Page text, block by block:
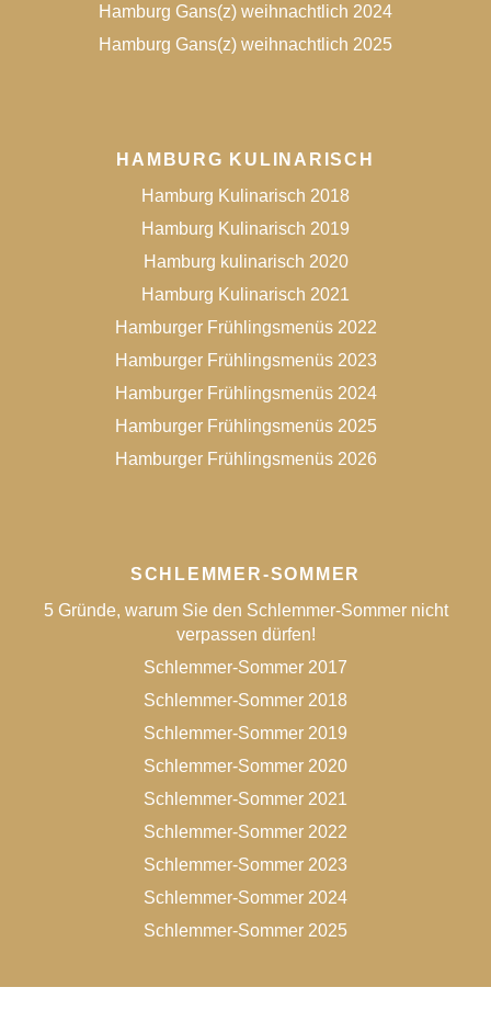
Hamburg Gans(z) weihnachtlich 2024
Hamburg Gans(z) weihnachtlich 2025
HAMBURG KULINARISCH
Hamburg Kulinarisch 2018
Hamburg Kulinarisch 2019
Hamburg kulinarisch 2020
Hamburg Kulinarisch 2021
Hamburger Frühlingsmenüs 2022
Hamburger Frühlingsmenüs 2023
Hamburger Frühlingsmenüs 2024
Hamburger Frühlingsmenüs 2025
Hamburger Frühlingsmenüs 2026
SCHLEMMER-SOMMER
5 Gründe, warum Sie den Schlemmer-Sommer nicht
verpassen dürfen!
Schlemmer-Sommer 2017
Schlemmer-Sommer 2018
Schlemmer-Sommer 2019
Schlemmer-Sommer 2020
Schlemmer-Sommer 2021
Schlemmer-Sommer 2022
Schlemmer-Sommer 2023
Schlemmer-Sommer 2024
Schlemmer-Sommer 2025